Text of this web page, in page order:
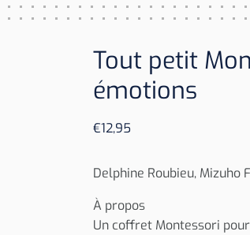
Tout petit
émotions
€12,95
Delphine Roubieu,
À propos
Un coffret Montessori